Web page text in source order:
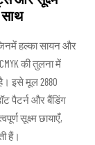
हल्का सायन और
की तुलना में
है। इसे मूल 2880
पैटर्न और बैंडिंग
सूक्ष्म छायाएँ,
हैं।